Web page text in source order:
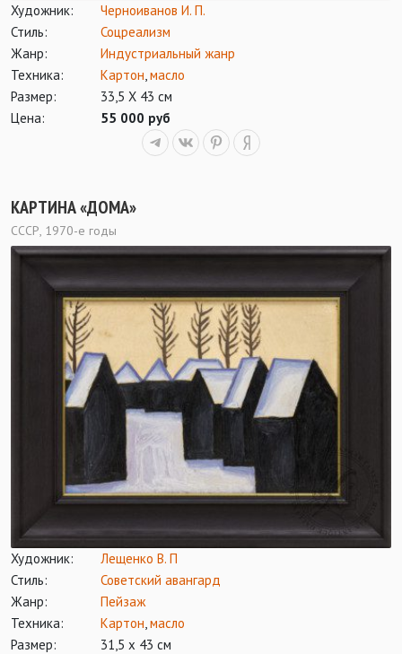
Художник:
Черноиванов И. П.
Стиль:
Соцреализм
Жанр:
Индустриальный жанр
Техника:
Картон масло
Размер:
33,5 Х 43 см
Цена:
55 000 руб
КАРТИНА «ДОМА»
СССР, 1970-е годы
Художник:
Лещенко В. П
Стиль:
Советский авангард
Жанр:
Пейзаж
Техника:
Картон,масло
Размер:
31,5 х 43 см